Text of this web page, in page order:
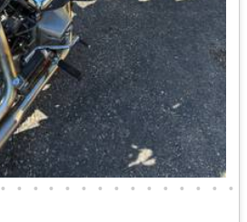
• • • • • • • • • • • • • • •